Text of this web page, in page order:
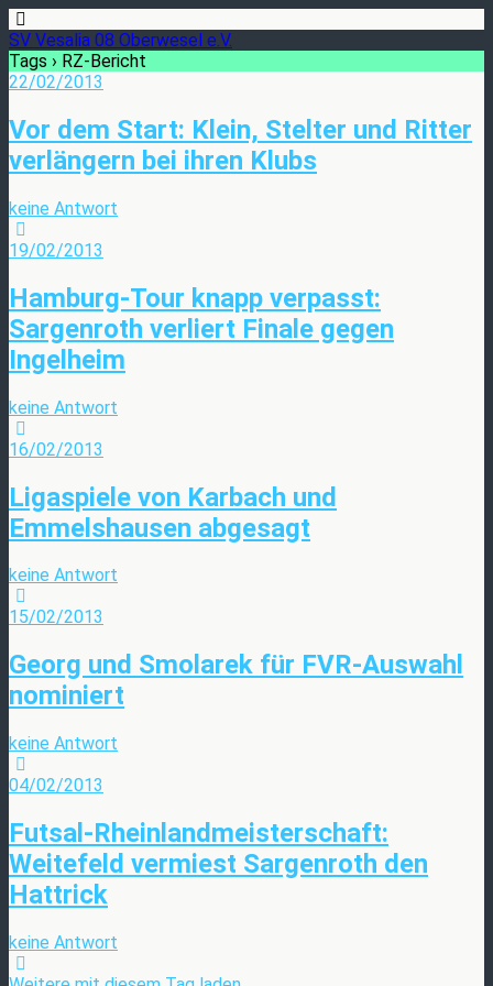
SV Vesalia 08 Oberwesel e.V.
Tags › RZ-Bericht
22/02/2013
Vor dem Start: Klein, Stelter und Ritter
verlängern bei ihren Klubs
keine Antwort
19/02/2013
Hamburg-Tour knapp verpasst:
Sargenroth verliert Finale gegen
Ingelheim
keine Antwort
16/02/2013
Ligaspiele von Karbach und
Emmelshausen abgesagt
keine Antwort
15/02/2013
Georg und Smolarek für FVR-Auswahl
nominiert
keine Antwort
04/02/2013
Futsal-Rheinlandmeisterschaft:
Weitefeld vermiest Sargenroth den
Hattrick
keine Antwort